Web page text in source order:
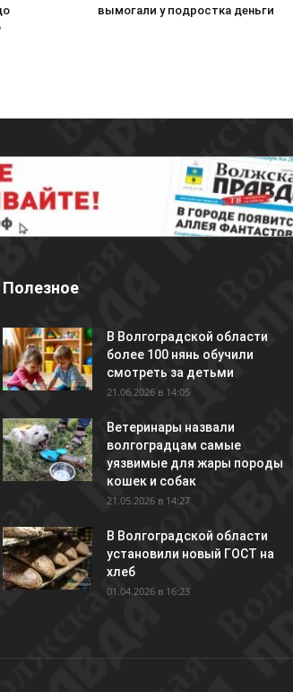
вымогали у подростка деньги
Полезное
В Волгоградской области
более 100 нянь обучили
смотреть за детьми
21.06.2026 в 14:05
Ветеринары назвали
волгоградцам самые
уязвимые для жары породы
кошек и собак
21.05.2026 в 14:27
В Волгоградской области
установили новый ГОСТ на
хлеб
01.04.2026 в 16:23